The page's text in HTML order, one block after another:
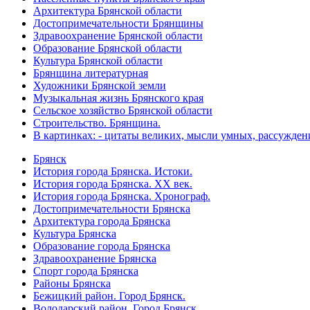
Архитектура Брянской области
Достопримечательности Брянщины
Здравоохранение Брянской области
Образование Брянской области
Культура Брянской области
Брянщина литературная
Художники Брянской земли
Музыкальная жизнь Брянского края
Сельское хозяйство Брянской области
Строительство. Брянщина.
В картинках: - цитаты великих, мысли умных,
Брянск
История города Брянска. Истоки.
История города Брянска. XX век.
История города Брянска. Хронограф.
Достопримечательности Брянска
Архитектура города Брянска
Культура Брянска
Образование города Брянска
Здравоохранение Брянска
Спорт города Брянска
Районы Брянска
Бежицкий район. Город Брянск.